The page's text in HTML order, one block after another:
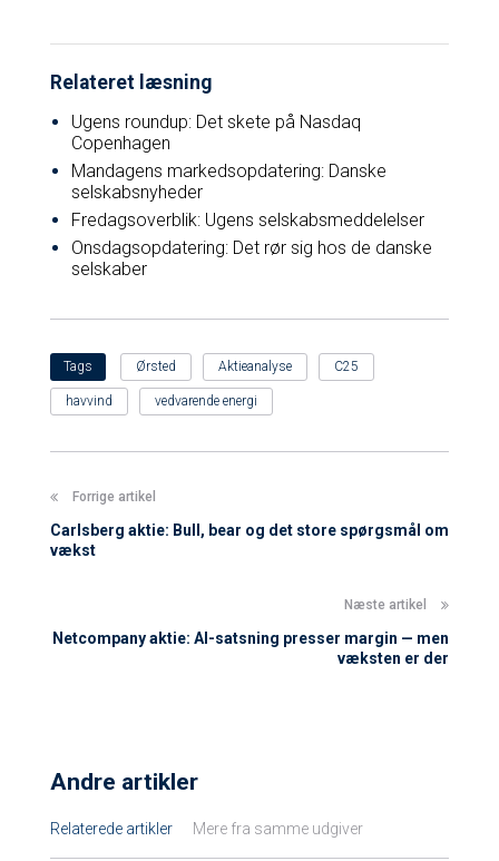
Relateret læsning
Ugens roundup: Det skete på Nasdaq
Copenhagen
Mandagens markedsopdatering: Danske
selskabsnyheder
Fredagsoverblik: Ugens selskabsmeddelelser
Onsdagsopdatering: Det rør sig hos de danske
selskaber
Tags Ørsted Aktieanalyse C25
havvind vedvarende energi
PostForrige artikel
Carlsberg aktie: Bull, bear og det store spørgsmål om
vækst
Næste artikel
Netcompany aktie: AI-satsning presser margin — men
væksten er der
Andre artikler
Relaterede artikler Mere fra samme udgiver